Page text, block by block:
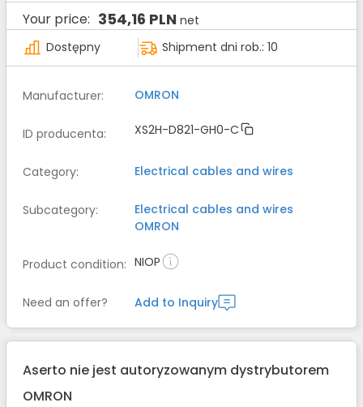
Your price: 354,16 PLN net
Dostępny
Shipment dni rob.: 10
Manufacturer: OMRON
ID producenta: XS2H-D821-GH0-C
Category: Electrical cables and wires
Subcategory:
Electrical cables and wires
OMRON
Product condition: NIOP
Need an offer? Add to Inquiry
Aserto nie jest autoryzowanym dystrybutorem
OMRON